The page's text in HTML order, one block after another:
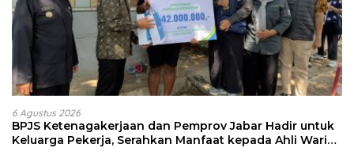
6 Agustus 2026
BPJS Ketenagakerjaan dan Pemprov Jabar Hadir untuk
Keluarga Pekerja, Serahkan Manfaat kepada Ahli Waris